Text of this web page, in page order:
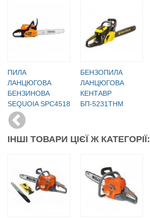
ПИЛА
ЛАНЦЮГОВА
БЕНЗИНОВА
SEQUOIA SPC4518
БЕНЗОПИЛА
ЛАНЦЮГОВА
КЕНТАВР
БП-5231ТНМ
ІНШІ ТОВАРИ ЦІЄЇ Ж КАТЕГОРІЇ: